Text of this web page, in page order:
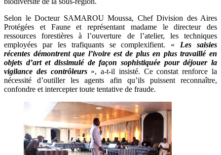
Selon le Docteur SAMAROU Moussa, Chef Division des Aires
Protégées et Faune et représentant madame le directeur des
ressources forestières à l’ouverture de l’atelier, les techniques
employées par les trafiquants se complexifient. « Les saisies
récentes démontrent que l’ivoire est de plus en plus travaillé en
objets d’art et dissimulé de façon sophistiquée pour déjouer la
vigilance des contrôleurs», a-t-il insisté. Ce constat renforce la
nécessité d’outiller les agents afin qu’ils puissent reconnaître,
confondre et intercepter toute tentative de fraude.